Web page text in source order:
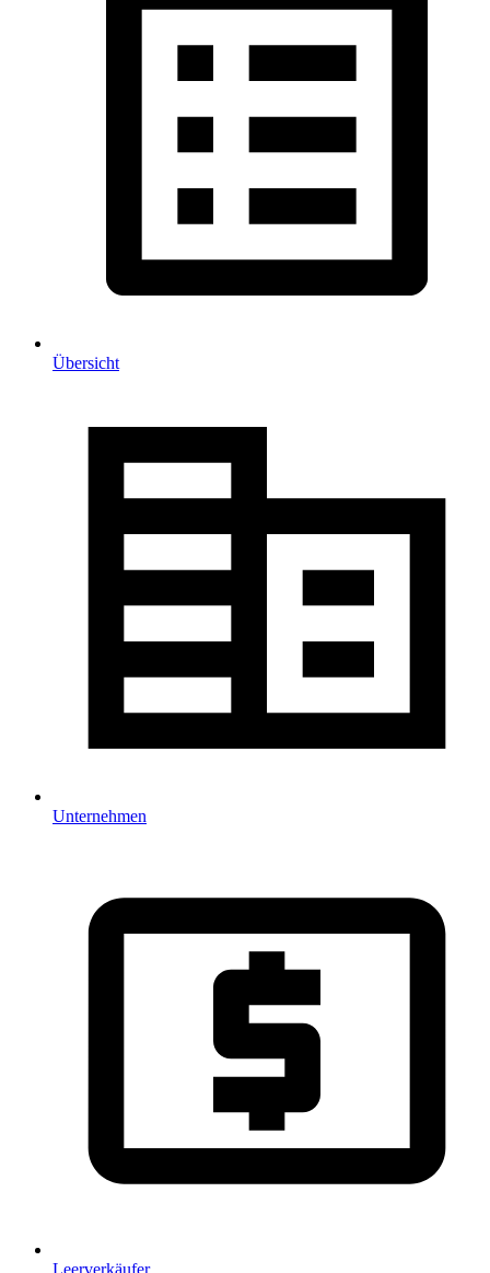
Übersicht
Unternehmen
Leerverkäufer